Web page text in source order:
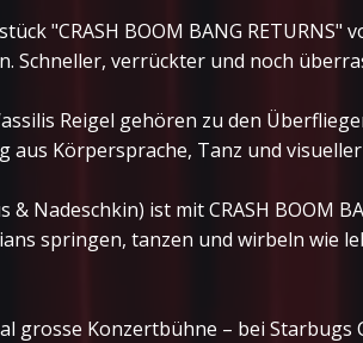
"CRASH BOOM BANG RETURNS"
Schneller, verrückter und noch
Reigel gehören zu den
Körpersprache, Tanz und
Nadeschkin) ist mit CRASH BOOM
springen, tanzen und wirbeln wie
grosse Konzertbühne – bei Starbugs